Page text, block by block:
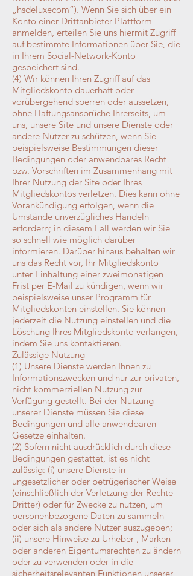
„hsdeluxecom“). Wenn Sie sich über ein
Konto einer Drittanbieter-Plattform
anmelden, erteilen Sie uns hiermit Zugriff
auf bestimmte Informationen über Sie, die
in Ihrem Social-Network-Konto
gespeichert sind.
(4) Wir können Ihren Zugriff auf das
Mitgliedskonto dauerhaft oder
vorübergehend sperren oder aussetzen,
ohne Haftungsansprüche Ihrerseits, um
uns, unsere Site und unsere Dienste oder
andere Nutzer zu schützen, wenn Sie
beispielsweise Bestimmungen dieser
Bedingungen oder anwendbares Recht
bzw. Vorschriften im Zusammenhang mit
Ihrer Nutzung der Site oder Ihres
Mitgliedskontos verletzen. Dies kann ohne
Vorankündigung erfolgen, wenn die
Umstände unverzügliches Handeln
erfordern; in diesem Fall werden wir Sie
so schnell wie möglich darüber
informieren. Darüber hinaus behalten wir
uns das Recht vor, Ihr Mitgliedskonto
unter Einhaltung einer zweimonatigen
Frist per E-Mail zu kündigen, wenn wir
beispielsweise unser Programm für
Mitgliedskonten einstellen. Sie können
jederzeit die Nutzung einstellen und die
Löschung Ihres Mitgliedskonto verlangen,
indem Sie uns kontaktieren.
Zulässige Nutzung
(1) Unsere Dienste werden Ihnen zu
Informationszwecken und nur zur privaten,
nicht kommerziellen Nutzung zur
Verfügung gestellt. Bei der Nutzung
unserer Dienste müssen Sie diese
Bedingungen und alle anwendbaren
Gesetze einhalten.
(2) Sofern nicht ausdrücklich durch diese
Bedingungen gestattet, ist es nicht
zulässig: (i) unsere Dienste in
ungesetzlicher oder betrügerischer Weise
(einschließlich der Verletzung der Rechte
Dritter) oder für Zwecke zu nutzen, um
personenbezogene Daten zu sammeln
oder sich als andere Nutzer auszugeben;
(ii) unsere Hinweise zu Urheber-, Marken-
oder anderen Eigentumsrechten zu ändern
oder zu verwenden oder in die
sicherheitsrelevanten Funktionen unserer